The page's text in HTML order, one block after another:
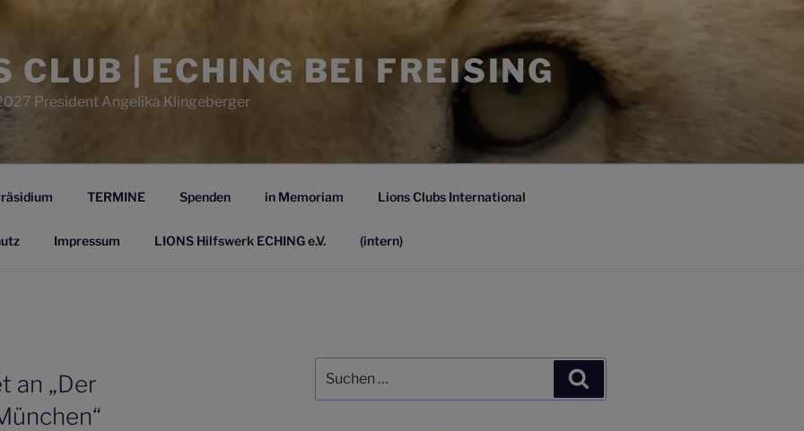
CLUB | ECHING BEI FREISING
President Angelika Klingeberger
TERMINE Spenden in Memoriam Lions Clubs International
Impressum LIONS Hilfswerk ECHING e.V. (intern)
an „Der
nach: